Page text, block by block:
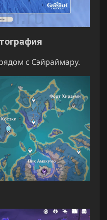
с Сэйраймару.